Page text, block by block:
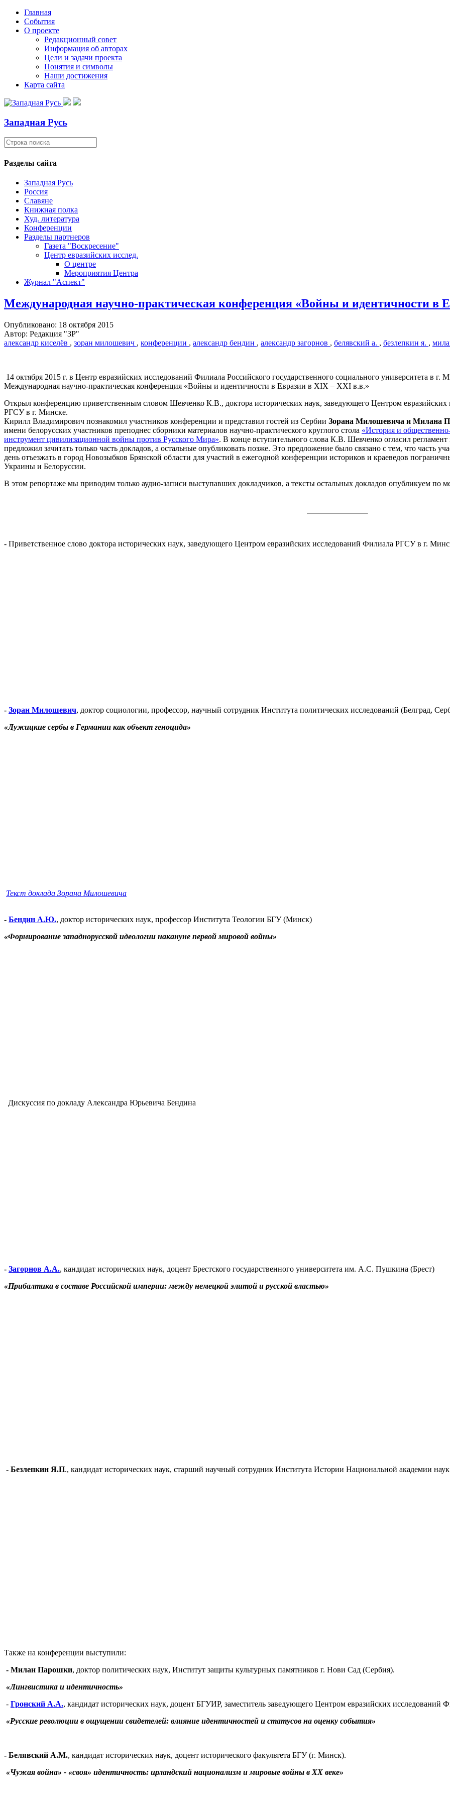
Главная
События
О проекте
Редакционный совет
Информация об авторах
Цели и задачи проекта
Понятия и символы
Наши достижения
Карта сайта
Западная Русь
Разделы сайта
Западная Русь
Россия
Славяне
Книжная полка
Худ. литература
Конференции
Разделы партнеров
Газета "Воскресение"
Центр евразийских исслед.
О центре
Мероприятия Центра
Журнал "Аспект"
Международная научно-практическая конференция «Войны и идентичности в
Опубликовано: 18 октября 2015
Автор: Редакция "ЗР"
александр киселёв , зоран милошевич , конференции , александр бендин , александр загорнов , белявский а. , безлепкин я. ,
14 октября 2015 г. в Центр евразийских исследований Филиала Российского государственного социального университета в г.
Международная научно-практическая конференция «Войны и идентичности в Евразии в XIX – XXI в.в.»
Открыл конференцию приветственным словом Шевченко К.В., доктора исторических наук, заведующего Центром
РГСУ в г. Минске.
Кирилл Владимирович познакомил участников конференции и представил гостей из Сербии Зорана Милошевича и Милана
имени белорусских участников преподнес сборники материалов научно-практического круглого стола «История и
инструмент цивилизационной войны против Русского Мира». В конце вступительного слова К.В. Шевченко огласил
предложил зачитать только часть докладов, а остальные опубликовать позже. Это предложение было связано с тем, что часть
день отъезжать в город Новозыбков Брянской области для участий в ежегодной конференции историков и краеведов
Украины и Белоруссии.
В этом репортаже мы приводим только аудио-записи выступавших докладчиков, а тексты остальных докладов опубликуем по
- Приветственное слово доктора исторических наук, заведующего Центром евразийских исследований Филиала РГСУ в г.
- Зоран Милошевич, доктор социологии, профессор, научный сотрудник Института политических исследований (Белград,
«Лужицкие сербы в Германии как объект геноцида»
Текст доклада Зорана Милошевича
- Бендин А.Ю., доктор исторических наук, профессор Института Теологии БГУ (Минск)
«Формирование западнорусской идеологии накануне первой мировой войны»
Дискуссия по докладу Александра Юрьевича Бендина
- Загорнов А.А., кандидат исторических наук, доцент Брестского государственного университета им. А.С. Пушкина (Брест)
«Прибалтика в составе Российской империи: между немецкой элитой и русской властью»
- Безлепкин Я.П., кандидат исторических наук, старший научный сотрудник Института Истории Национальной академии
Также на конференции выступили:
- Милан Парошки, доктор политических наук, Институт защиты культурных памятников г. Нови Сад (Сербия).
«Лингвистика и идентичность»
- Гронский А.А., кандидат исторических наук, доцент БГУИР, заместитель заведующего Центром евразийских
«Русские революции в ощущении свидетелей: влияние идентичностей и статусов на оценку события»
- Белявский А.М., кандидат исторических наук, доцент исторического факультета БГУ (г. Минск).
«Чужая война» - «своя» идентичность: ирландский национализм и мировые войны в ХХ веке»